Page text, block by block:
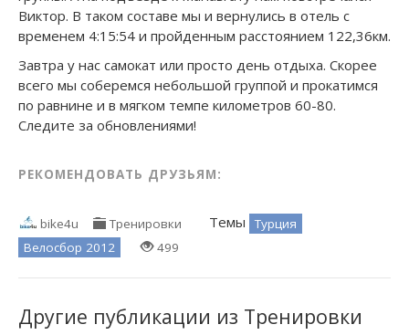
Виктор. В таком составе мы и вернулись в отель с
временем 4:15:54 и пройденным расстоянием 122,36км.
Завтра у нас самокат или просто день отдыха. Скорее
всего мы соберемся небольшой группой и прокатимся
по равнине и в мягком темпе километров 60-80.
Следите за обновлениями!
РЕКОМЕНДОВАТЬ ДРУЗЬЯМ:
bike4u Тренировки Темы
Турция
Велосбор 2012
499
Другие публикации из Тренировки